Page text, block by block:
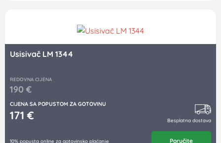
Usisivač LM 1344
REDOVNA CIJENA
190 €
CIJENA SA POPUSTOM ZA GOTOVINU
171 € Besplatna dostava
10% popusta online za gotovinsko plaćanje Poručite